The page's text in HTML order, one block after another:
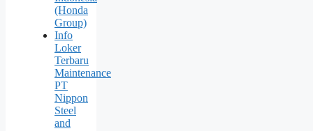
(Honda
Group)
Info
Loker
Terbaru
Maintenance
PT
Nippon
Steel
and